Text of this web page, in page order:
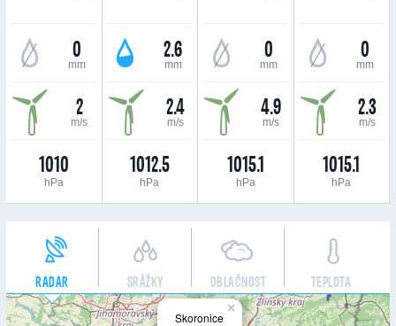
0
mm
2
m/s
1010
hPa
2.6
mm
2.4
m/s
1012.5
hPa
0
mm
4.9
m/s
1015.1
hPa
0
mm
2.3
m/s
1015.1
hPa
RADAR SRÁŽKY OBLAČNOST TEPLOTA
×
Skoronice